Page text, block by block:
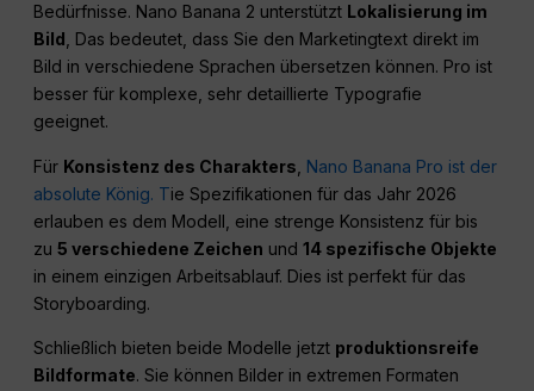
Bedürfnisse. Nano Banana 2 unterstützt Lokalisierung im
Bild , Das bedeutet, dass Sie den Marketingtext direkt im
Bild in verschiedene Sprachen übersetzen können. Pro ist
besser für komplexe, sehr detaillierte Typografie
geeignet.
Für Konsistenz des Charakters Nano Banana Pro ist der
absolute König. Tie Spezifikationen für das Jahr 2026
erlauben es dem Modell, eine strenge Konsistenz für bis
zu5 verschiedene Zeichen und14 spezifische Objekte
in einem einzigen Arbeitsablauf. Dies ist perfekt für das
Storyboarding.
Schließlich bieten beide Modelle jetzt produktionsreife
Bildformate. Sie können Bilder in extremen Formaten